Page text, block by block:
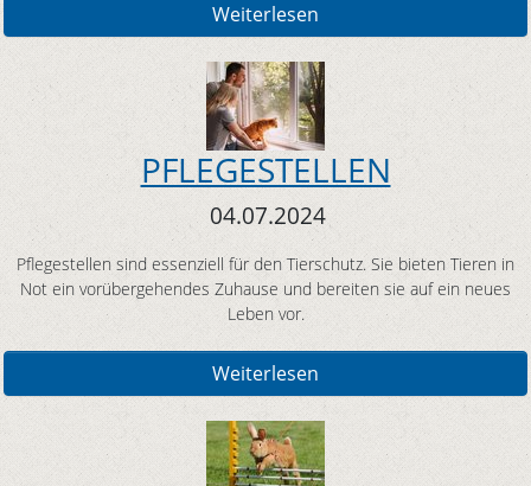
Weiterlesen
PFLEGESTELLEN
04.07.2024
Pflegestellen sind essenziell für den Tierschutz. Sie bieten Tieren in
Not ein vorübergehendes Zuhause und bereiten sie auf ein neues
Leben vor.
Weiterlesen